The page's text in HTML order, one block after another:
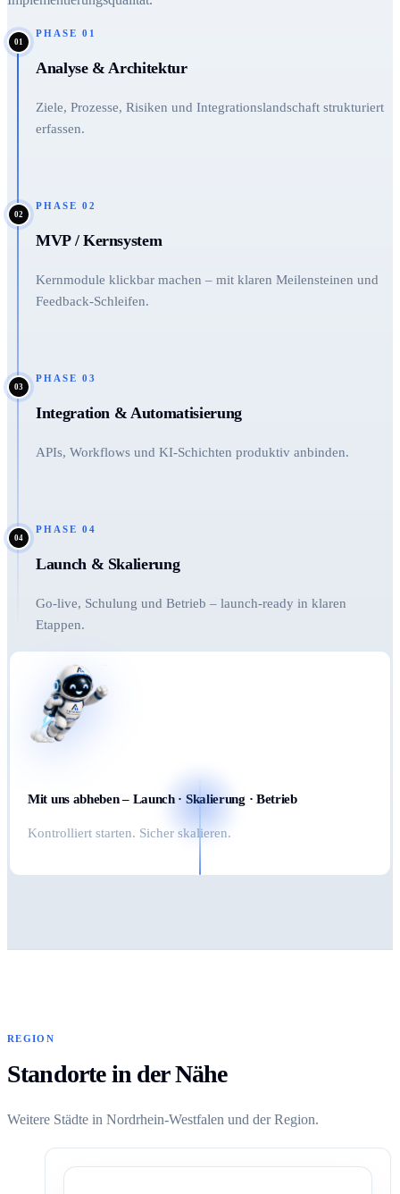
01
PHASE 01
Analyse & Architektur
Ziele, Prozesse, Risiken und Integrationslandschaft strukturiert
erfassen.
02
PHASE 02
MVP / Kernsystem
Kernmodule klickbar machen – mit klaren Meilensteinen und
Feedback-Schleifen.
03
PHASE 03
Integration & Automatisierung
APIs, Workflows und KI-Schichten produktiv anbinden.
04
PHASE 04
Launch & Skalierung
Go-live, Schulung und Betrieb – launch-ready in klaren
Etappen.
Mit uns abheben – Launch · Skalierung · Betrieb
Kontrolliert starten. Sicher skalieren.
REGION
Standorte in der Nähe
Weitere Städte in Nordrhein-Westfalen und der Region.